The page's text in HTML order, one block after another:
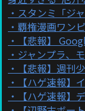
スタンミ「ジ
覇権漫画ワン
【悲報】
ジャンプラ、
【悲報】週刊
【ハゲ速報】
【ハゲ速報】